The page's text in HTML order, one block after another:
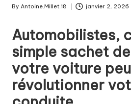
Posted
By Antoine.Millet.18 janvier 2, 2026
Automobilistes,
simple sachet
votre voiture
révolutionner